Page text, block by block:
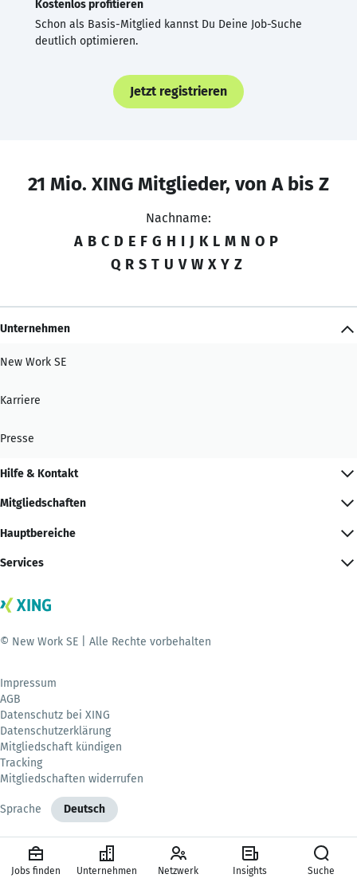
Kostenlos profitieren
Schon als Basis-Mitglied kannst Du Deine Job-Suche
deutlich optimieren.
Jetzt registrieren
21 Mio. XING Mitglieder, von A bis Z
Nachname:
A B C D E F G H I J K L M N O P
Q R S T U V W X Y Z
Unternehmen
New Work SE
Karriere
Presse
Hilfe & Kontakt
Mitgliedschaften
Hauptbereiche
Services
© New Work SE | Alle Rechte vorbehalten
Impressum
AGB
Datenschutz bei XING
Datenschutzerklärung
Mitgliedschaft kündigen
Tracking
Mitgliedschaften widerrufen
Sprache Deutsch
Jobs finden Unternehmen Netzwerk Insights Suche